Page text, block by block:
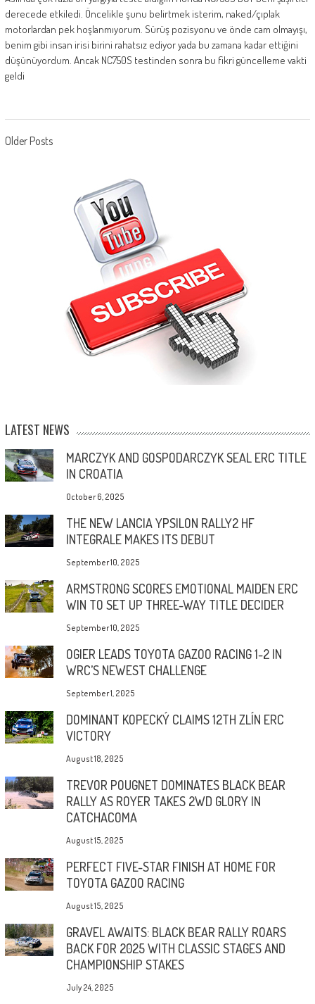
derecede etkiledi. Öncelikle şunu belirtmek isterim, naked/çıplak
motorlardan pek hoşlanmıyorum. Sürüş pozisyonu ve önde cam olmayışı,
benim gibi insan irisi birini rahatsız ediyor yada bu zamana kadar ettiğini
düşünüyordum. Ancak NC750S testinden sonra bu fikri güncelleme vakti
geldi
Posts navigation
Older Posts
LATEST NEWS
MARCZYK AND GOSPODARCZYK SEAL ERC TITLE
IN CROATIA
October 6, 2025
THE NEW LANCIA YPSILON RALLY2 HF
INTEGRALE MAKES ITS DEBUT
September 10, 2025
ARMSTRONG SCORES EMOTIONAL MAIDEN ERC
WIN TO SET UP THREE-WAY TITLE DECIDER
September 10, 2025
OGIER LEADS TOYOTA GAZOO RACING 1-2 IN
WRC’S NEWEST CHALLENGE
September 1, 2025
DOMINANT KOPECKÝ CLAIMS 12TH ZLÍN ERC
VICTORY
August 18, 2025
TREVOR POUGNET DOMINATES BLACK BEAR
RALLY AS ROYER TAKES 2WD GLORY IN
CATCHACOMA
August 15, 2025
PERFECT FIVE-STAR FINISH AT HOME FOR
TOYOTA GAZOO RACING
August 15, 2025
GRAVEL AWAITS: BLACK BEAR RALLY ROARS
BACK FOR 2025 WITH CLASSIC STAGES AND
CHAMPIONSHIP STAKES
July 24, 2025